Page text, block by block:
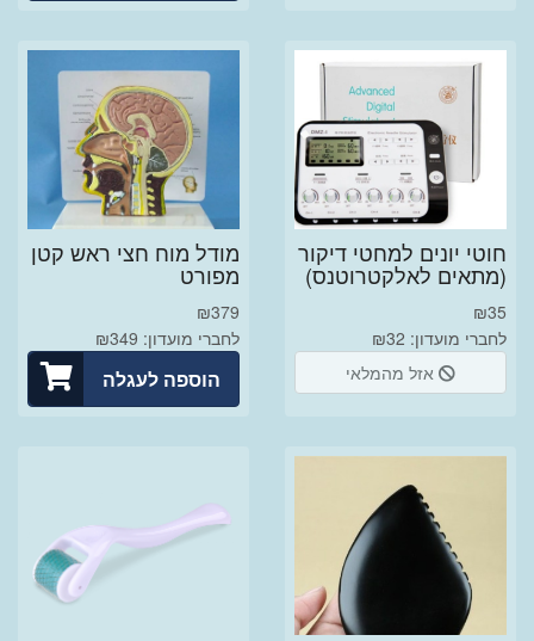
חוטי יונים למחטי דיקור
(מתאים לאלקטרוטנס)
₪35
לחברי מועדון: ₪32
אזל מהמלאי
מודל מוח חצי ראש קטן
מפורט
₪379
לחברי מועדון: ₪349
הוספה לעגלה